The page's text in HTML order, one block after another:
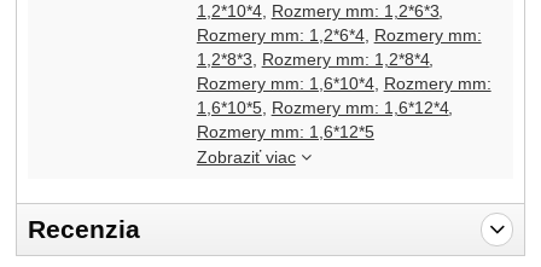
1,2*10*4 Rozmery mm: 1,2*6*3
Rozmery mm: 1,2*6*4 Rozmery mm:
1,2*8*3
Rozmery mm: 1,2*8*4
Rozmery mm: 1,6*10*4 Rozmery mm:
1,6*10*5 Rozmery mm: 1,6*12*4
Rozmery mm: 1,6*12*5Rozmery mm: 1,6*8*4
Rozmery mm: 1,6*8*5
Zobraziť viac
Recenzia